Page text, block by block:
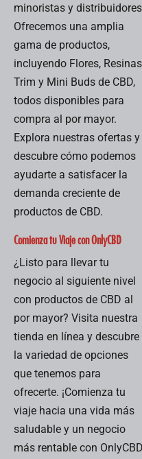
minoristas y
Ofrecemos una amplia
gama de productos,
incluyendo Flores,
Trim y Mini Buds de CBD,
todos disponibles para
compra al por mayor.
Explora nuestras ofertas y
descubre cómo podemos
ayudarte a satisfacer la
demanda creciente de
productos de CBD.
Comienza tu Viaje con OnlyCBD
¿Listo para llevar tu
negocio al siguiente nivel
con productos de CBD al
por mayor? Visita nuestra
tienda en línea y descubre
la variedad de opciones
que tenemos para
ofrecerte. ¡Comienza tu
viaje hacia una vida más
saludable y un negocio
más rentable con OnlyCBD